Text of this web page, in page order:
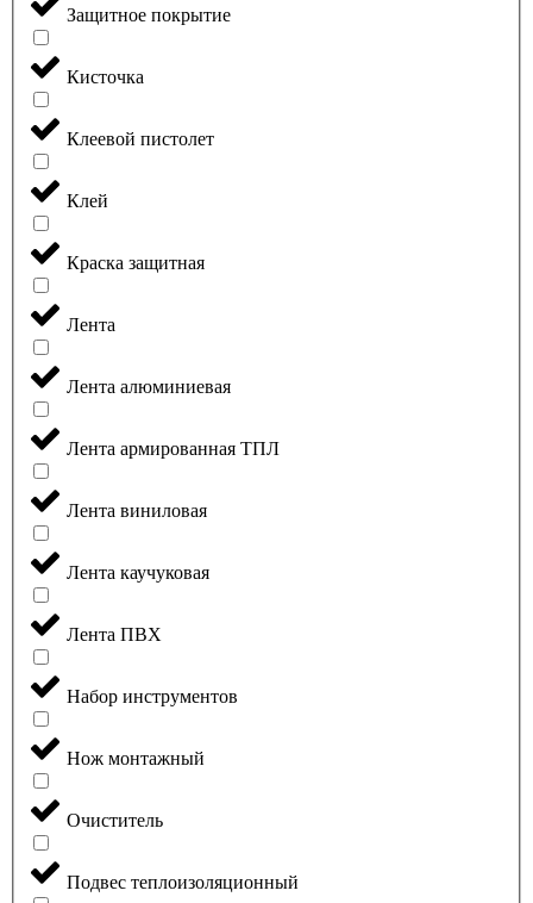
Защитное покрытие
Кисточка
Клеевой пистолет
Клей
Краска защитная
Лента
Лента алюминиевая
Лента армированная ТПЛ
Лента виниловая
Лента каучуковая
Лента ПВХ
Набор инструментов
Нож монтажный
Очиститель
Подвес теплоизоляционный